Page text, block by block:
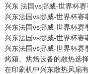
兴东 法国vs挪威-世界杯
兴东法国vs挪威-世界杯
兴东法国vs挪威-世界杯
兴东法国vs挪威-世界杯
兴东法国vs挪威-世界杯赛
烤箱、烘焙设备的散热选
在印刷机中兴东散热风扇